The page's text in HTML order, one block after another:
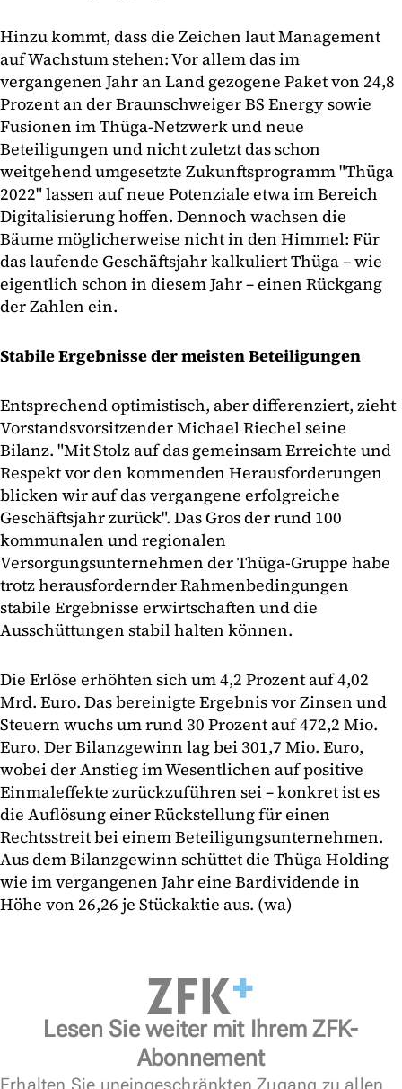
Hinzu kommt, dass die Zeichen laut Management
auf Wachstum stehen: Vor allem das im
vergangenen Jahr an Land gezogene Paket von 24,8
Prozent an der Braunschweiger BS Energy sowie
Fusionen im Thüga-Netzwerk und neue
Beteiligungen und nicht zuletzt das schon
weitgehend umgesetzte Zukunftsprogramm "Thüga
2022" lassen auf neue Potenziale etwa im Bereich
Digitalisierung hoffen. Dennoch wachsen die
Bäume möglicherweise nicht in den Himmel: Für
das laufende Geschäftsjahr kalkuliert Thüga – wie
eigentlich schon in diesem Jahr – einen Rückgang
der Zahlen ein.
Stabile Ergebnisse der meisten Beteiligungen
Entsprechend optimistisch, aber differenziert, zieht
Vorstandsvorsitzender Michael Riechel seine
Bilanz. "Mit Stolz auf das gemeinsam Erreichte und
Respekt vor den kommenden Herausforderungen
blicken wir auf das vergangene erfolgreiche
Geschäftsjahr zurück". Das Gros der rund 100
kommunalen und regionalen
Versorgungsunternehmen der Thüga-Gruppe habe
trotz herausfordernder Rahmenbedingungen
stabile Ergebnisse erwirtschaften und die
Ausschüttungen stabil halten können.
Die Erlöse erhöhten sich um 4,2 Prozent auf 4,02
Mrd. Euro. Das bereinigte Ergebnis vor Zinsen und
Steuern wuchs um rund 30 Prozent auf 472,2 Mio.
Euro. Der Bilanzgewinn lag bei 301,7 Mio. Euro,
wobei der Anstieg im Wesentlichen auf positive
Einmaleffekte zurückzuführen sei – konkret ist es
die Auflösung einer Rückstellung für einen
Rechtsstreit bei einem Beteiligungsunternehmen.
Aus dem Bilanzgewinn schüttet die Thüga Holding
wie im vergangenen Jahr eine Bardividende in
Höhe von 26,26 je Stückaktie aus. (wa)
Lesen Sie weiter mit Ihrem ZFK-
Abonnement